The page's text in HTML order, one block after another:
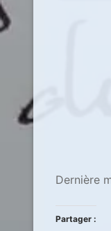
Dernière
Partager :